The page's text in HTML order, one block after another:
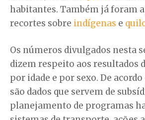
habitantes. Também já foram
recortes sobre indígenas e
Os números divulgados nesta
dizem respeito aos resultados
por idade e por sexo. De acordo
são dados que servem de
planejamento de programas